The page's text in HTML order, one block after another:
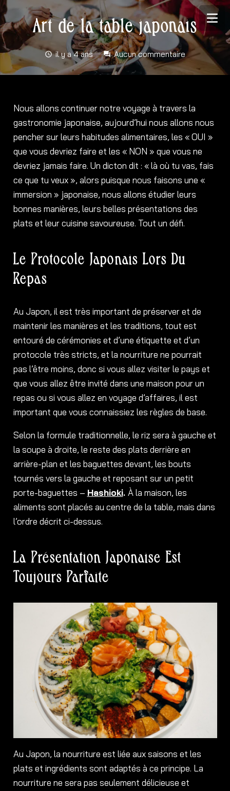
Art de la table japonais
schedule il y a 4 ans forum Aucun commentaire
Nous allons continuer notre voyage à travers la
gastronomie japonaise, aujourd’hui nous allons nous
pencher sur leurs habitudes alimentaires, les « OUI »
que vous devriez faire et les « NON » que vous ne
devriez jamais faire. Un dicton dit : « là où tu vas, fais
ce que tu veux », alors puisque nous faisons une «
immersion » japonaise, nous allons étudier leurs
bonnes manières, leurs belles présentations des
plats et leur cuisine savoureuse. Tout un défi.
Le Protocole Japonais Lors Du
Repas
Au Japon, il est très important de préserver et de
maintenir les manières et les traditions, tout est
entouré de cérémonies et d’une étiquette et d’un
protocole très stricts, et la nourriture ne pourrait
pas l’être moins, donc si vous allez visiter le pays et
que vous allez être invité dans une maison pour un
repas ou si vous allez en voyage d’affaires, il est
important que vous connaissiez les règles de base.
Selon la formule traditionnelle, le riz sera à gauche et
la soupe à droite, le reste des plats derrière en
arrière-plan et les baguettes devant, les bouts
tournés vers la gauche et reposant sur un petit
porte-baguettes – Hashioki. À la maison, les
aliments sont placés au centre de la table, mais dans
l’ordre décrit ci-dessus.
La Présentation Japonaise Est
Toujours Parfaite
Au Japon, la nourriture est liée aux saisons et les
plats et ingrédients sont adaptés à ce principe. La
nourriture ne sera pas seulement délicieuse et